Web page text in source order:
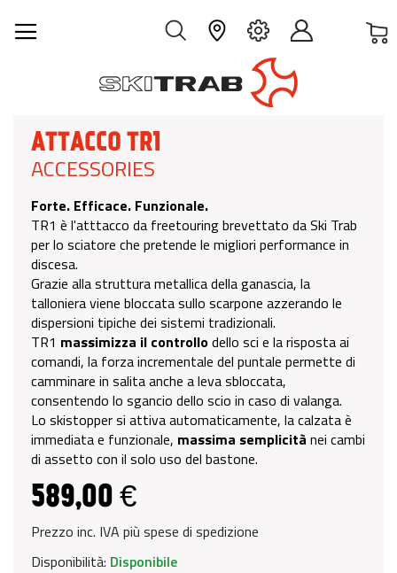
ATTACCO TR1
ACCESSORIES
Forte. Efficace. Funzionale.
TR1 è l'atttacco da freetouring brevettato da Ski Trab
per lo sciatore che pretende le migliori performance in
discesa.
Grazie alla struttura metallica della ganascia, la
talloniera viene bloccata sullo scarpone azzerando le
dispersioni tipiche dei sistemi tradizionali.
TR1 massimizza il controllodello sci e la risposta ai
comandi, la forza incrementale del puntale permette di
camminare in salita anche a leva sbloccata,
consentendo lo sgancio dello scio in caso di valanga.
Lo skistopper si attiva automaticamente, la calzata è
immediata e funzionale, massima semplicità nei cambi
di assetto con il solo uso del bastone.
589,00 €
Prezzo inc. IVA più spese di spedizione
Disponibilità: Disponibile